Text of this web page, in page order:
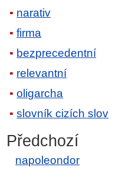
narativ
firma
bezprecedentní
relevantní
oligarcha
slovník cizích slov
Předchozí
napoleondor